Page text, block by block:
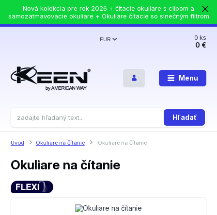
Nová kolekcia pre rok 2026 + čítacie okuliare s clipom a
samozatmavovacie okuliare + Okuliare čítacie so slnečným filtrom
Menu
EUR
Hľadať
0ks
0 €
Úvod Okuliare na čítanie Okuliare na čítanie
Okuliare na čítanie